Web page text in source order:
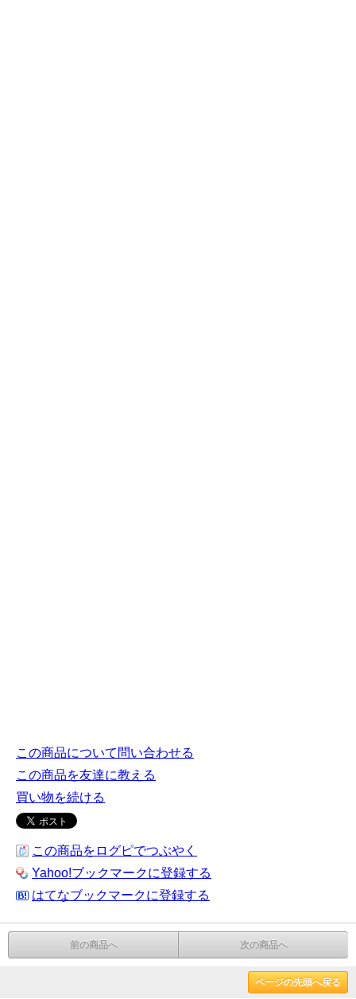
この商品について問い合わせる
この商品を友達に教える
買い物を続ける
この商品をログピでつぶやく
Yahoo!ブックマークに登録する
はてなブックマークに登録する
前の商品へ 次の商品へ
ページの先頭へ戻る